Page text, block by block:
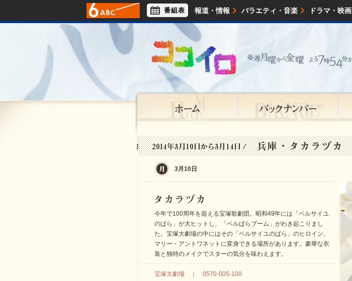
報道・情報 バラエティ・音楽 ドラマ・映画
アナウンサー ライフスタイル
番組表
3月10日
今年で100周年を迎える宝塚歌劇団。昭和49年には「ベルサイユ
のばら」が大ヒットし、「ベルばらブーム」がわき起こりまし
た。宝塚大劇場の中にはその「ベルサイユのばら」のヒロイン、
マリー・アントワネットに変身できる場所があります。豪華な衣
装と独特のメイクでスターの気分を味わえます。
宝塚大劇場 ｜ 0570-005-100